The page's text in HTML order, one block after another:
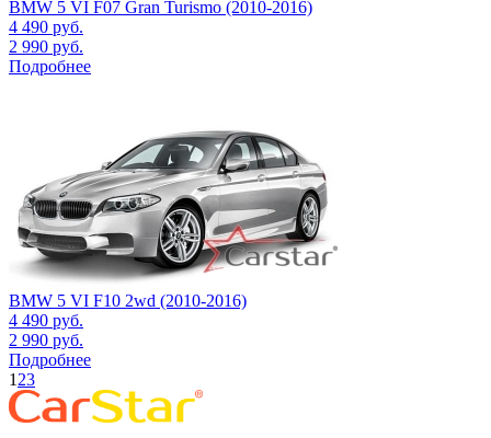
BMW 5 VI F07 Gran Turismo (2010-2016)
4 490 руб.
2 990 руб.
Подробнее
BMW 5 VI F10 2wd (2010-2016)
4 490 руб.
2 990 руб.
Подробнее
1 23